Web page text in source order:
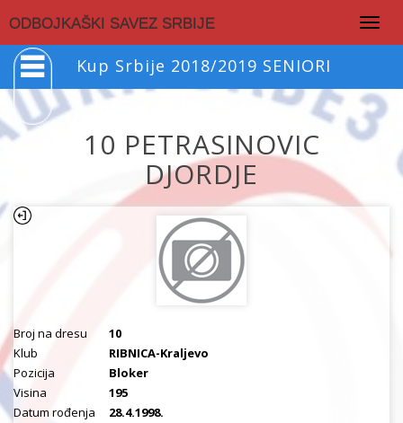
ODBOJKAŠKI SAVEZ SRBIJE
Kup Srbije 2018/2019 SENIORI
10 PETRASINOVIC
DJORDJE
Broj na dresu
10
Klub
RIBNICA-Kraljevo
Pozicija
Bloker
Visina
195
Datum rođenja
28.4.1998.